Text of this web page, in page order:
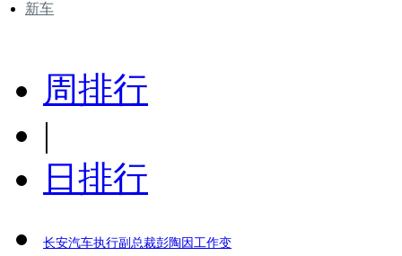
新车
周排行
|
日排行
长安汽车执行副总裁彭陶因工作变